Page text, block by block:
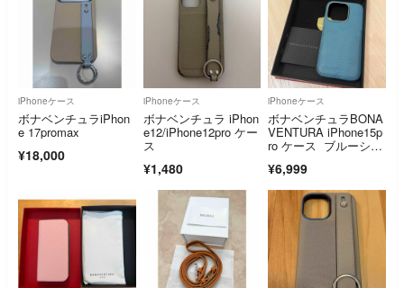
iPhoneケース
ボナベンチュラiPhon
e 17promax
¥18,000
iPhoneケース
ボナベンチュラ iPhon
e12/iPhone12pro ケー
ス
¥1,480
iPhoneケース
ボナベンチュラBONA
VENTURA iPhone15p
ro ケース ブルーシア
¥6,999